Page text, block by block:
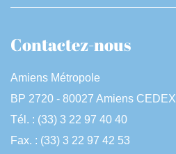
Contactez-nous
Amiens Métropole
BP 2720 - 80027 Amiens CEDEX
Tél. : (33) 3 22 97 40 40
Fax. : (33) 3 22 97 42 53